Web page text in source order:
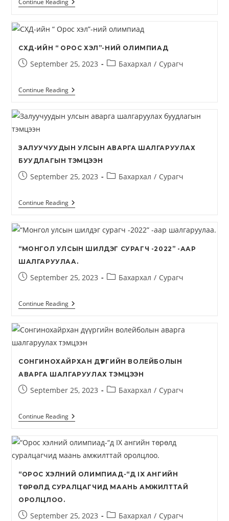
Continue Reading
СХД-ИЙН “ ОРОС ХЭЛ”-НИЙ ОЛИМПИАД
September 25, 2023 Бахархал / Сурагч
Continue Reading
ЗАЛУУЧУУДЫН УЛСЫН АВАРГА ШАЛГАРУУЛАХ
БУУДЛАГЫН ТЭМЦЭЭН
September 25, 2023 Бахархал / Сурагч
Continue Reading
“МОНГОЛ УЛСЫН ШИЛДЭГ СУРАГЧ -2022” -ААР
ШАЛГАРУУЛАА.
September 25, 2023 Бахархал / Сурагч
Continue Reading
СОНГИНОХАЙРХАН ДҮҮРГИЙН ВОЛЕЙБОЛЫН
АВАРГА ШАЛГАРУУЛАХ ТЭМЦЭЭН
September 25, 2023 Бахархал / Сурагч
Continue Reading
“ОРОС ХЭЛНИЙ ОЛИМПИАД-“Д IX АНГИЙН
ТӨРӨЛД СУРАЛЦАГЧИД МААНЬ АМЖИЛТТАЙ
ОРОЛЦЛОО.
September 25, 2023 Бахархал / Сурагч